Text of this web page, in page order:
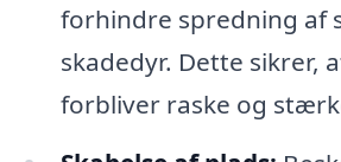
forhindre spredning af
skadedyr. Dette sikrer,
forbliver raske og